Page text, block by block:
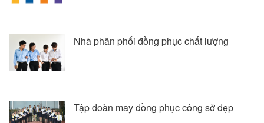
Nhà phân phối đồng phục chất lượng
Tập đoàn may đồng phục công sở đẹp